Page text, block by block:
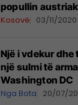
popullin austriak
Kosovë 03/11/2020
Një i vdekur
një sulmi të
Washington DC
Nga Bota 20/07/